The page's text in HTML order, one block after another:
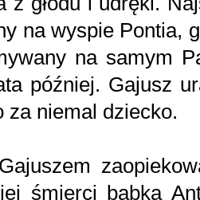
na wyspie Pontia,
na samym
później. Gajusz
za niemal dziecko.
śmierci babka